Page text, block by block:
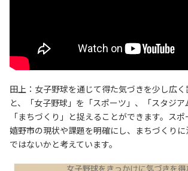
田上：女子野球を通じて得た気づきを少し広く
と、「女子野球」を「スポーツ」、「スタジア
「まちづくり」と捉えることができます。ス
嬉野市の現状や課題を明確にし、まちづくり
ではないかと考えています。